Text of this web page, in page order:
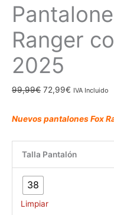
Ranger
2025
99,99€ 72,99€ IVA Incluido
Nuevos pantalones Fox
Talla Pantalón
38
Limpiar